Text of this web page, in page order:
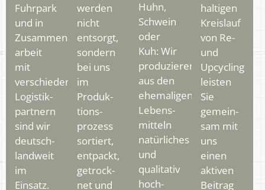
Fuhr­park
und in
Zusammen­
arbeit
mit
verschiedenen
Logistik­
partnern
sind wir
deutsch­
land­weit
im
Einsatz.
werden
nicht
entsorgt,
sondern
bei uns
im
Produk­
tions­
prozess
sortiert,
entpackt,
getrock­
net und
Huhn,
Schwein
oder
Kuh: Wir
produzieren
aus den
ehemaligen
Lebens­
mitteln
natürliches
und
quali­tativ
hoch­
haltigen
Kreislauf
von Re-
und
Upcycling
leisten
Sie
gemein­
sam mit
uns
einen
aktiven
Beitrag